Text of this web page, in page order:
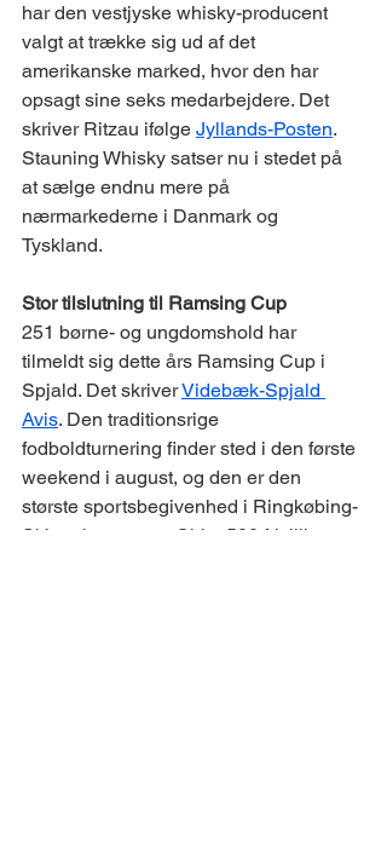
har den vestjyske whisky-producent
valgt at trække sig ud af det
amerikanske marked, hvor den har
opsagt sine seks medarbejdere. Det
skriver Ritzau ifølge Jyllands-Posten.
Stauning Whisky satser nu i stedet på
at sælge endnu mere på
nærmarkederne i Danmark og
Tyskland.
Stor tilslutning til Ramsing Cup
251 børne- og ungdomshold har
tilmeldt sig dette års Ramsing Cup i
Spjald. Det skriver Videbæk-Spjald
Avis. Den traditionsrige
fodboldturnering finder sted i den første
weekend i august, og den er den
største sportsbegivenhed i Ringkøbing-
Skjern kommune. Cirka 500 frivillige